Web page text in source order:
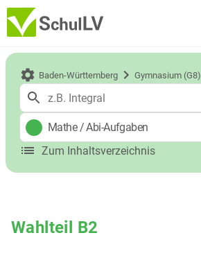
Baden-Württemberg Gymnasium (G8)
Mathe/Abi-Aufgaben
Zum Inhaltsverzeichnis
Wahlteil B2